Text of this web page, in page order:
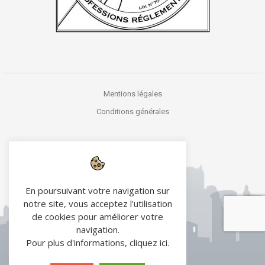
Mentions légales
Conditions générales
En poursuivant votre navigation sur
notre site, vous acceptez l'utilisation
de cookies pour améliorer votre
navigation.
Pour plus d'informations, cliquez ici.